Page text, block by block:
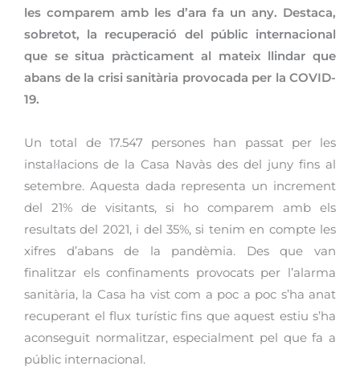
les comparem amb les d’ara fa un any. Destaca,
sobretot, la recuperació del públic internacional
que se situa pràcticament al mateix llindar que
abans de la crisi sanitària provocada per la COVID-
19.
Un total de 17.547 persones han passat per les
instal·lacions de la Casa Navàs des del juny fins al
setembre. Aquesta dada representa un increment
del 21% de visitants, si ho comparem amb els
resultats del 2021, i del 35%, si tenim en compte les
xifres d’abans de la pandèmia. Des que van
finalitzar els confinaments provocats per l’alarma
sanitària, la Casa ha vist com a poc a poc s’ha anat
recuperant el flux turístic fins que aquest estiu s’ha
aconseguit normalitzar, especialment pel que fa a
públic internacional.